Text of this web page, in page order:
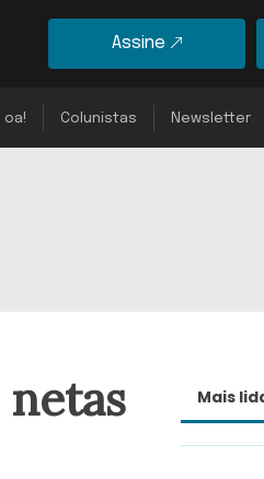
Assine
oa! Colunistas Newsletter
Mais